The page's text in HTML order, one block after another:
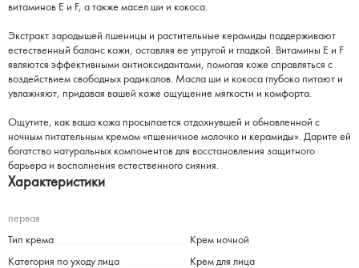
витаминов Е и F, а также масел ши и кокоса.
Экстракт зародышей пшеницы и растительные керамиды поддерживают
естественный баланс кожи, оставляя ее упругой и гладкой. Витамины Е и F
являются эффективными антиоксидантами, помогая коже справляться с
воздействием свободных радикалов. Масла ши и кокоса глубоко питают и
увлажняют, придавая вашей коже ощущение мягкости и комфорта.
Ощутите, как ваша кожа просыпается отдохнувшей и обновленной с
ночным питательным кремом «пшеничное молочко и керамиды». Дарите ей
богатство натуральных компонентов для восстановления защитного
барьера и восполнения естественного сияния.
Характеристики
первая
Тип крема Крем ночной
Категория по уходу лица Крем для лица